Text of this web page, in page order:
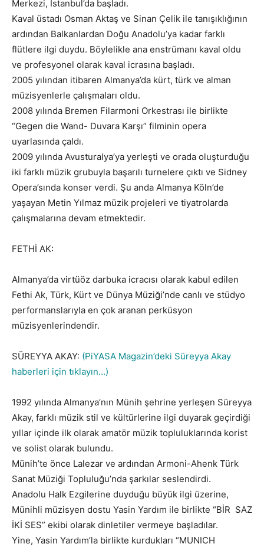
Merkezi, İstanbul’da başladı.
Kaval üstadı Osman Aktaş ve Sinan Çelik ile tanışıklığının
ardından Balkanlardan Doğu Anadolu’ya kadar farklı
flütlere ilgi duydu. Böylelikle ana enstrümanı kaval oldu
ve profesyonel olarak kaval icrasına başladı.
2005 yılından itibaren Almanya’da kürt, türk ve alman
müzisyenlerle çalışmaları oldu.
2008 yılında Bremen Filarmoni Orkestrası ile birlikte
“Gegen die Wand- Duvara Karşı” filminin opera
uyarlasında çaldı.
2009 yılında Avusturalya’ya yerleşti ve orada oluşturduğu
iki farklı müzik grubuyla başarılı turnelere çıktı ve Sidney
Opera’sında konser verdi. Şu anda Almanya Köln’de
yaşayan Metin Yılmaz müzik projeleri ve tiyatrolarda
çalışmalarına devam etmektedir.
FETHİ AK:
Almanya’da virtüöz darbuka icracısı olarak kabul edilen
Fethi Ak, Türk, Kürt ve Dünya Müziği’nde canlı ve stüdyo
performanslarıyla en çok aranan perküsyon
müzisyenlerindendir.
SÜREYYA AKAY: (PiYASA Magazin’deki Süreyya Akay
haberleri için tıklayın…)
1992 yılında Almanya’nın Münih şehrine yerleşen Süreyya
Akay, farklı müzik stil ve kültürlerine ilgi duyarak geçirdiği
yıllar içinde ilk olarak amatör müzik topluluklarında korist
ve solist olarak bulundu.
Münih’te önce Lalezar ve ardından Armoni-Ahenk Türk
Sanat Müziği Topluluğu’nda şarkılar seslendirdi.
Anadolu Halk Ezgilerine duyduğu büyük ilgi üzerine,
Münihli müzisyen dostu Yasin Yardım ile birlikte “BİR SAZ
İKİ SES” ekibi olarak dinletiler vermeye başladılar.
Yine, Yasin Yardım’la birlikte kurdukları “MUNICH